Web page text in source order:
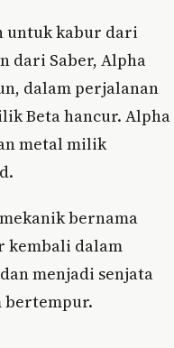
untuk kabur dari
dari Saber, Alpha
dalam perjalanan
Beta hancur. Alpha
metal milik
bernama
kembali dalam
menjadi senjata
bertempur.